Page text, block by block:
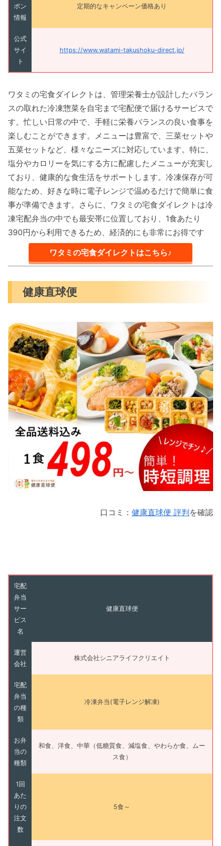
ポン
情報
定期的なキャンペーン価格あり
公式
サイ
ト
https://www.watami-takushoku-direct.jp/
ワタミの宅食ダイレクトは、管理栄養士が設計したバラン
スの取れた冷凍惣菜を自宅まで宅配便で届けるサービスで
す。忙しい日常の中で、手軽に栄養バランスの良い食事を
楽しむことができます。メニューは豊富で、三菜セットや
五菜セットなど、様々なニーズに対応しています。特に、
塩分やカロリーを気にする方に配慮したメニューが充実し
ており、健康的な食生活をサポートします。冷凍保存が可
能なため、好きな時に電子レンジで温めるだけで簡単に食
事が準備できます。さらに、ワタミの宅食ダイレクトは冷
凍宅配弁当の中でも最安帯に位置しており、1食あたり
390円から利用できるため、経済的にも非常にお得です
ワタミの宅食ダイレクトはこちら♪
健康直球便
口コミ： 健康直球便 評判を確認
宅配
弁当
サー
ビス
名
健康直球便
運営
会社
株式会社シニアライフクリエイト
宅配
弁当
の種
類
冷凍弁当(電子レンジ解凍)
お弁
当の
種類
和食、洋食、中華（低糖質食、減塩食、やわらか食、ムー
ス食）
1回
あた
りの
注文
数
5食～